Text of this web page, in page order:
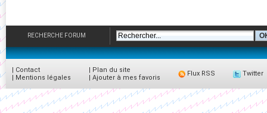
RECHERCHE FORUM
| Contact
| Mentions légales
| Plan du site
| Ajouter à mes favoris
Flux RSS Twitter